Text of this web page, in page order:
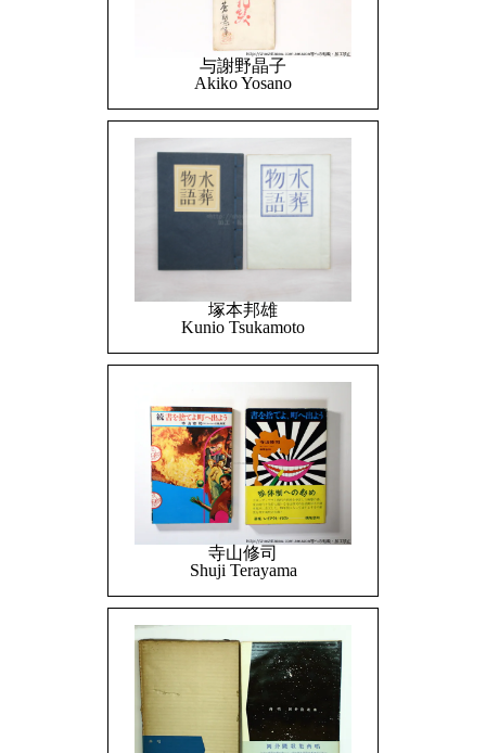
与謝野晶子
Akiko Yosano
塚本邦雄
Kunio Tsukamoto
寺山修司
Shuji Terayama